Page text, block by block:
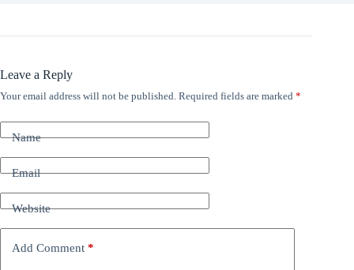
Leave a Reply
Your email address will not be published. Required fields are marked *
Name
Email
Website
Add Comment *